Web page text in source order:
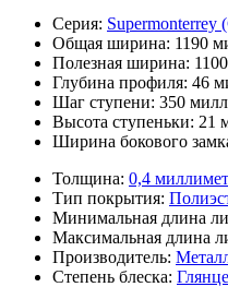
Серия: Supermonterrey
Общая ширина: 1190
Полезная ширина:
Глубина профиля: 46
Шаг ступени: 350
Высота ступеньки: 21
Ширина бокового
Толщина: 0,4
Тип покрытия:
Минимальная длина
Максимальная длина
Производитель:
Степень блеска: